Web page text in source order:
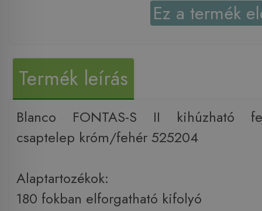
Ez a termék
Termék leírás
Blanco FONTAS-S II kihúzható
csaptelep króm/fehér 525204
Alaptartozékok:
180 fokban elforgatható kifolyó